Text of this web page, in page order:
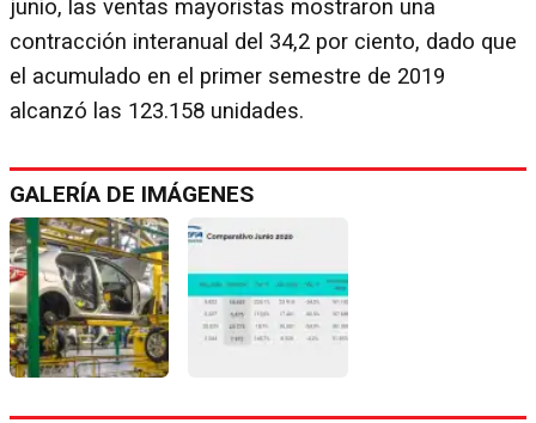
junio, las ventas mayoristas mostraron una
contracción interanual del 34,2 por ciento, dado que
el acumulado en el primer semestre de 2019
alcanzó las 123.158 unidades.
GALERÍA DE IMÁGENES